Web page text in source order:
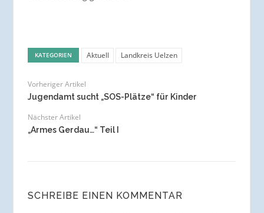
KATEGORIEN Aktuell Landkreis Uelzen
Vorheriger Artikel
Jugendamt sucht „SOS-Plätze“ für Kinder
Nächster Artikel
„Armes Gerdau…“ Teil I
SCHREIBE EINEN KOMMENTAR